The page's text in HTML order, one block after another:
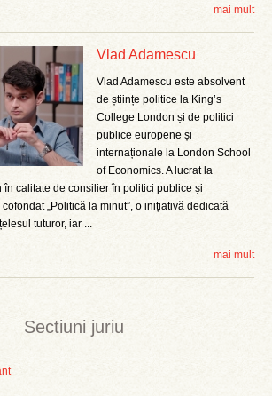
Sectiuni juriu
mai mult
Vlad Adamescu
Vlad Adamescu este absolvent
de științe politice la King’s
College London și de politici
publice europene și
internaționale la London School
of Economics. A lucrat la
în calitate de consilier în politici publice și
„Politică la minut”, o inițiativă dedicată
tuturor, iar ...
mai mult